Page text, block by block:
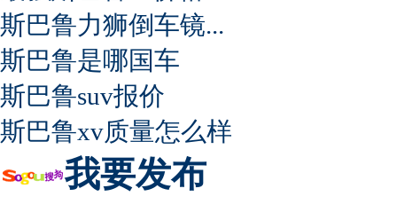
斯巴鲁力狮倒车镜...
斯巴鲁是哪国车
斯巴鲁suv报价
斯巴鲁xv质量怎么样
我要发布